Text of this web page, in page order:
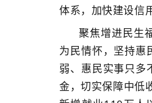
体系，加快建设信
聚焦增进民生
为民情怀，坚持惠
弱、惠民实事只多
金，切实保障中低